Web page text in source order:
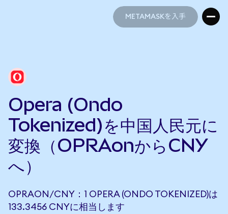
METAMASKを入手
Opera (Ondo
Tokenized)を中国人民元に
変換（OPRAonからCNY
へ）
OPRAON/CNY：1 OPERA (ONDO TOKENIZED)は
133.3456 CNYに相当します